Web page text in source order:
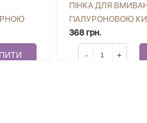
ПІНКА ДЛЯ
ГІАЛУРОНОВОЮ
СУХОЇ ШКІРИ JOKO
368 грн.
- +